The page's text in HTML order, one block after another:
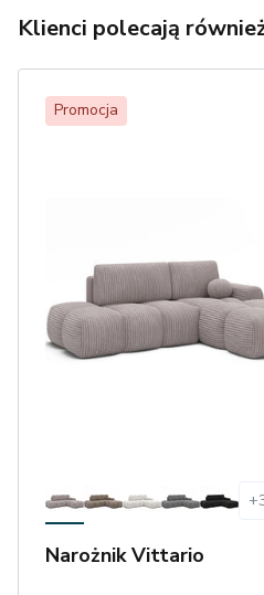
Klienci polecają
Promocja
+
Narożnik Vittario